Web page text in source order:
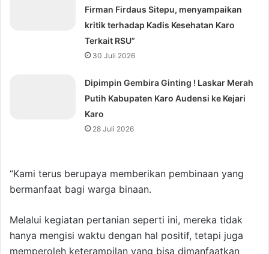
Firman Firdaus Sitepu, menyampaikan
kritik terhadap Kadis Kesehatan Karo
Terkait RSU”
30 Juli 2026
Dipimpin Gembira Ginting ! Laskar Merah
Putih Kabupaten Karo Audensi ke Kejari
Karo
28 Juli 2026
“Kami terus berupaya memberikan pembinaan yang
bermanfaat bagi warga binaan.
Melalui kegiatan pertanian seperti ini, mereka tidak
hanya mengisi waktu dengan hal positif, tetapi juga
memperoleh keterampilan yang bisa dimanfaatkan